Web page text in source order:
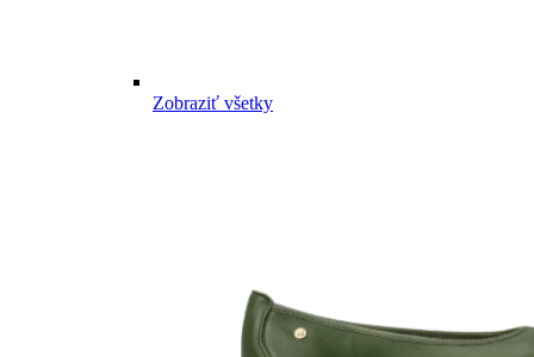
Zobraziť všetky